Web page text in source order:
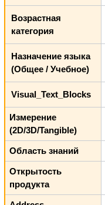
Возрастная
категория
Назначение языка
(Общее / Учебное)
Visual_Text_Blocks
Измерение
(2D/3D/Tangible)
Область знаний
Открытость
продукта